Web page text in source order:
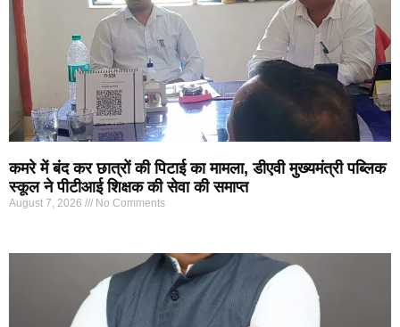
कमरे में बंद कर छात्रों की पिटाई का मामला, डीएवी मुख्यमंत्री पब्लिक
स्कूल ने पीटीआई शिक्षक की सेवा की समाप्त
August 7, 2026 No Comments